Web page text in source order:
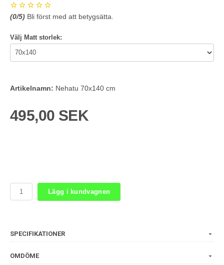
(0/5) Bli först med att betygsätta.
Välj Matt storlek:
Artikelnamn: Nehatu 70x140 cm
495,00 SEK
Lägg i kundvagnen
SPECIFIKATIONER
OMDÖME